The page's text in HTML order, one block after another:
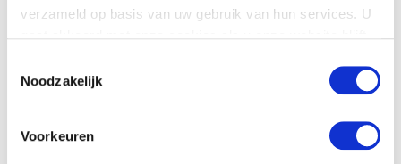
verzameld op basis van uw gebruik van hun services. U
Noodzakelijk
Voorkeuren